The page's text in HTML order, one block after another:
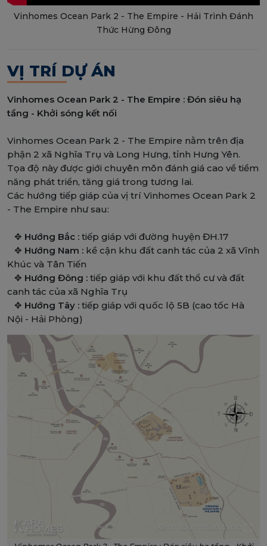
Vinhomes Ocean Park 2 - The Empire - Hải Trình Đánh
Thức Hừng Đông
VỊ TRÍ DỰ ÁN
Vinhomes Ocean Park 2 - The Empire : Đón siêu hạ
tầng - Khởi sóng kết nối
Vinhomes Ocean Park 2 - The Empire nằm trên địa
phận 2 xã Nghĩa Trụ và Long Hưng, tỉnh Hưng Yên.
Tọa độ này được giới chuyên môn đánh giá cao về tiềm
năng phát triển, tăng giá trong tương lai.
Các hướng tiếp giáp của vị trí Vinhomes Ocean Park 2
- The Empire như sau:
✥ Hướng Bắc : tiếp giáp với đường huyện ĐH.17
✥ Hướng Nam : kề cận khu đất canh tác của 2 xã Vĩnh
Khúc và Tân Tiến
✥ Hướng Đông : tiếp giáp với khu đất thổ cư và đất
canh tác của xã Nghĩa Trụ
✥ Hướng Tây : tiếp giáp với quốc lộ 5B (cao tốc Hà
Nội - Hải Phòng)
Xem toàn màn hình